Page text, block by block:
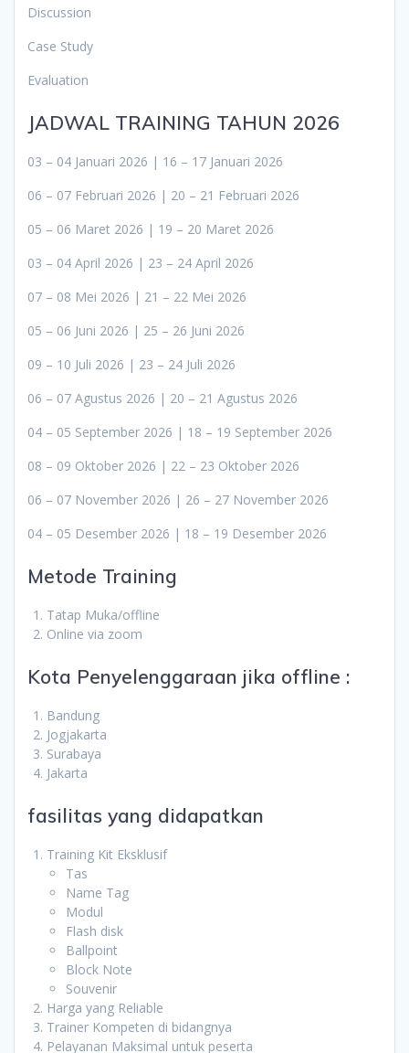
Discussion
Case Study
Evaluation
JADWAL TRAINING TAHUN 2026
03 – 04 Januari 2026 | 16 – 17 Januari 2026
06 – 07 Februari 2026 | 20 – 21 Februari 2026
05 – 06 Maret 2026 | 19 – 20 Maret 2026
03 – 04 April 2026 | 23 – 24 April 2026
07 – 08 Mei 2026 | 21 – 22 Mei 2026
05 – 06 Juni 2026 | 25 – 26 Juni 2026
09 – 10 Juli 2026 | 23 – 24 Juli 2026
06 – 07 Agustus 2026 | 20 – 21 Agustus 2026
04 – 05 September 2026 | 18 – 19 September 2026
08 – 09 Oktober 2026 | 22 – 23 Oktober 2026
06 – 07 November 2026 | 26 – 27 November 2026
04 – 05 Desember 2026 | 18 – 19 Desember 2026
Metode Training
Tatap Muka/offline
Online via zoom
Kota Penyelenggaraan jika offline :
Bandung
Jogjakarta
Surabaya
Jakarta
fasilitas yang didapatkan
Training Kit Eksklusif
Tas
Name Tag
Modul
Flash disk
Ballpoint
Block Note
Souvenir
Harga yang Reliable
Trainer Kompeten di bidangnya
Pelayanan Maksimal untuk peserta